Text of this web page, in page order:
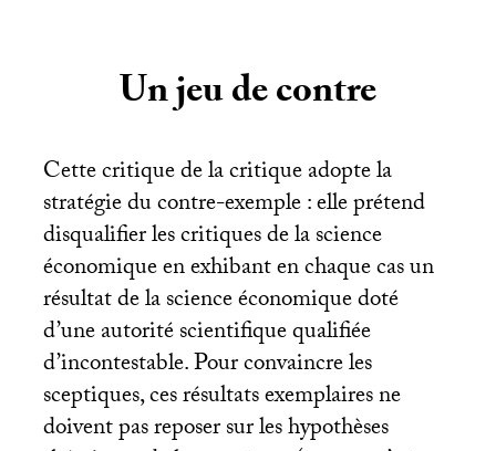
Un jeu de contre
Cette critique de la critique adopte la
stratégie du contre-exemple : elle prétend
disqualifier les critiques de la science
économique en exhibant en chaque cas un
résultat de la science économique doté
d’une autorité scientifique qualifiée
d’incontestable. Pour convaincre les
sceptiques, ces résultats exemplaires ne
doivent pas reposer sur les hypothèses